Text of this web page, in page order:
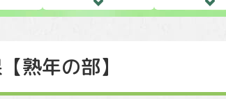
熟年の部】